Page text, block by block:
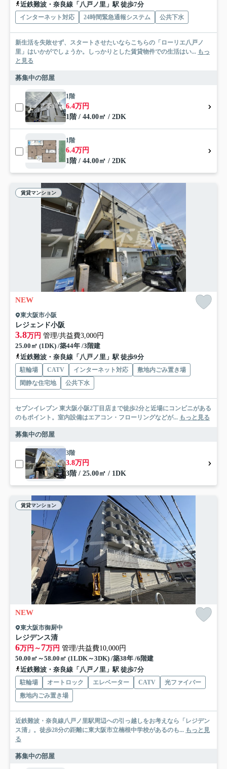
近鉄難波・奈良線「八戸ノ里」駅 徒歩7分
インターネット対応 24時間緊急通報システム 公共下水
新生活を失敗せず、スタートさせたいならこちらの「ローリエ八戸ノ
里」はいかがでしょうか。しっかりとした賃貸物件での生活はい... もっ
と見る
募集中の部屋
1階
6.4万円
1階 / 44.00㎡ / 2DK
1階
6.4万円
1階 / 44.00㎡ / 2DK
賃貸マンション
NEW
東大阪市小阪
レジェンド小阪
3.8万円 管理/共益費3,000円
25.00㎡ (1DK) /築44年 /3階建
近鉄難波・奈良線「八戸ノ里」駅 徒歩9分
駐輪場 CATV インターネット対応
敷地内ごみ置き場
閑静な住宅地
公共下水
セブンイレブン 東大阪小阪2丁目店まで徒歩2分と近場にコンビニがある
のもポイント。室内設備はエアコン・フローリングなどが... もっと見る
募集中の部屋
3階
3.8万円
3階 / 25.00㎡ / 1DK
賃貸マンション
NEW
東大阪市御厨中
レジデンス清
6万円～ 7万円 管理/共益費10,000円
50.00㎡～58.00㎡ (1LDK～3DK) /築38年 /6階建
近鉄難波・奈良線「八戸ノ里」駅 徒歩7分
駐輪場 オートロック エレベーター CATV
光ファイバー
敷地内ごみ置き場
近鉄難波・奈良線八戸ノ里駅周辺への引っ越しをお考えなら「レジデン
ス清」。徒歩28分の距離に東大阪市立楠根中学校があるのも... もっと見
る
募集中の部屋